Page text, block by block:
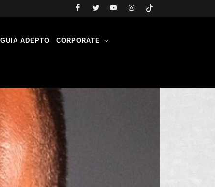
GUIA ADEPTO CORPORATE